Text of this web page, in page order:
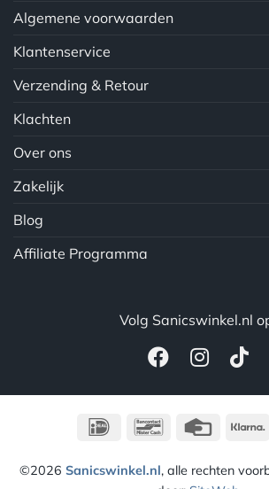
Algemene voorwaarden
Klantenservice
Verzending & Retour
Klachten
Over ons
Zakelijk
Blog
Affiliate Programma
Volg Sanicswinkel.nl
IDeal BancontactCredit
©2026 Sanicswinkel.nl, alle rechten